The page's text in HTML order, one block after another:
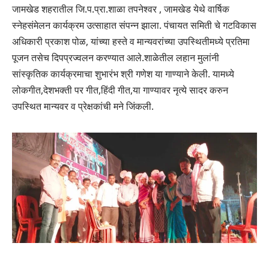
जामखेड शहरातील जि.प.प्रा.शाळा तपनेश्वर , जामखेड येथे वार्षिक
स्नेहसंमेलन कार्यक्रम‎ उत्साहात संपन्न झाला. पंचायत समिती चे गटविकास
अधिकारी प्रकाश पोळ, यांच्या हस्ते व मान्यवरांच्या उपस्थितीमध्ये प्रतिमा
पूजन तसेच दिपप्रज्वलन करण्यात आले.शाळेतील लहान मुलांनी
सांस्कृतिक कार्यक्रमाचा शुभारंभ श्री गणेश या गाण्याने केली. यामध्ये
लोकगीत,देशभक्ती पर गीत,हिंदी गीत,या गाण्यावर नृत्ये सादर करुन
उपस्थित मान्यवर व प्रेक्षकांची मने जिंकली.